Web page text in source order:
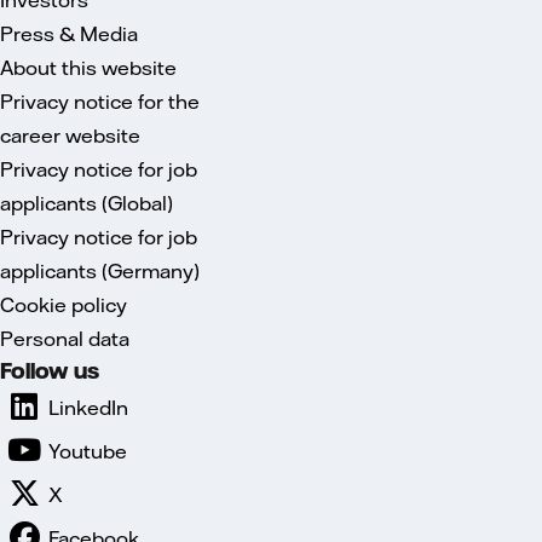
Press & Media
About this website
Privacy notice for the
career website
Privacy notice for job
applicants (Global)
Privacy notice for job
applicants (Germany)
Cookie policy
Personal data
Follow us
LinkedIn
Youtube
X